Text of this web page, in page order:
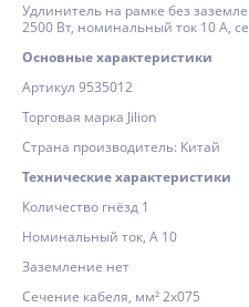
Удлинитель на рамке без
2500 Вт, номинальный ток 10 А,
Основные характеристики
Артикул 9535012
Торговая марка Jilion
Страна производитель: Китай
Технические характеристики
Количество гнёзд 1
Номинальный ток, А 10
Заземление нет
Сечение кабеля, мм² 2х075